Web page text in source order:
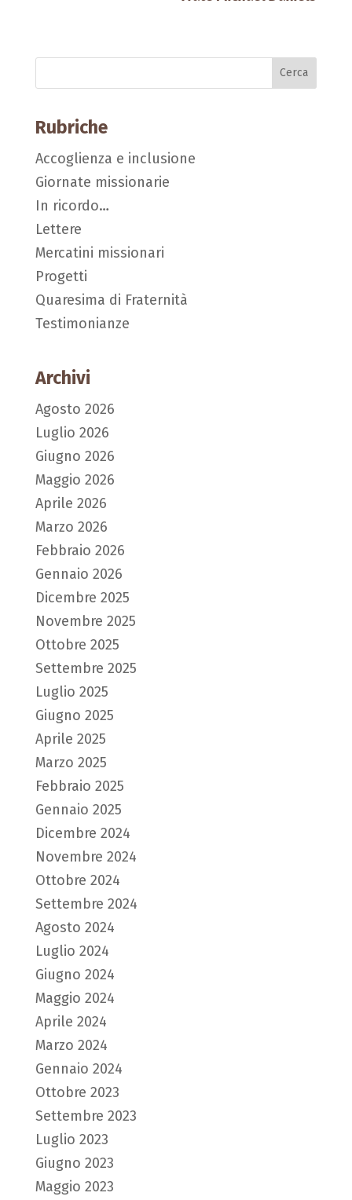
Rubriche
Accoglienza e inclusione
Giornate missionarie
In ricordo…
Lettere
Mercatini missionari
Progetti
Quaresima di Fraternità
Testimonianze
Archivi
Agosto 2026
Luglio 2026
Giugno 2026
Maggio 2026
Aprile 2026
Marzo 2026
Febbraio 2026
Gennaio 2026
Dicembre 2025
Novembre 2025
Ottobre 2025
Settembre 2025
Luglio 2025
Giugno 2025
Aprile 2025
Marzo 2025
Febbraio 2025
Gennaio 2025
Dicembre 2024
Novembre 2024
Ottobre 2024
Settembre 2024
Agosto 2024
Luglio 2024
Giugno 2024
Maggio 2024
Aprile 2024
Marzo 2024
Gennaio 2024
Ottobre 2023
Settembre 2023
Luglio 2023
Giugno 2023
Maggio 2023